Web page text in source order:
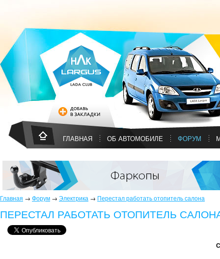
ГЛАВНАЯ ОБ АВТОМОБИЛЕ ФОРУМ
Главная → Форум → Электрика → Перестал работать отопитель салона
ПЕРЕСТАЛ РАБОТАТЬ ОТОПИТЕЛЬ